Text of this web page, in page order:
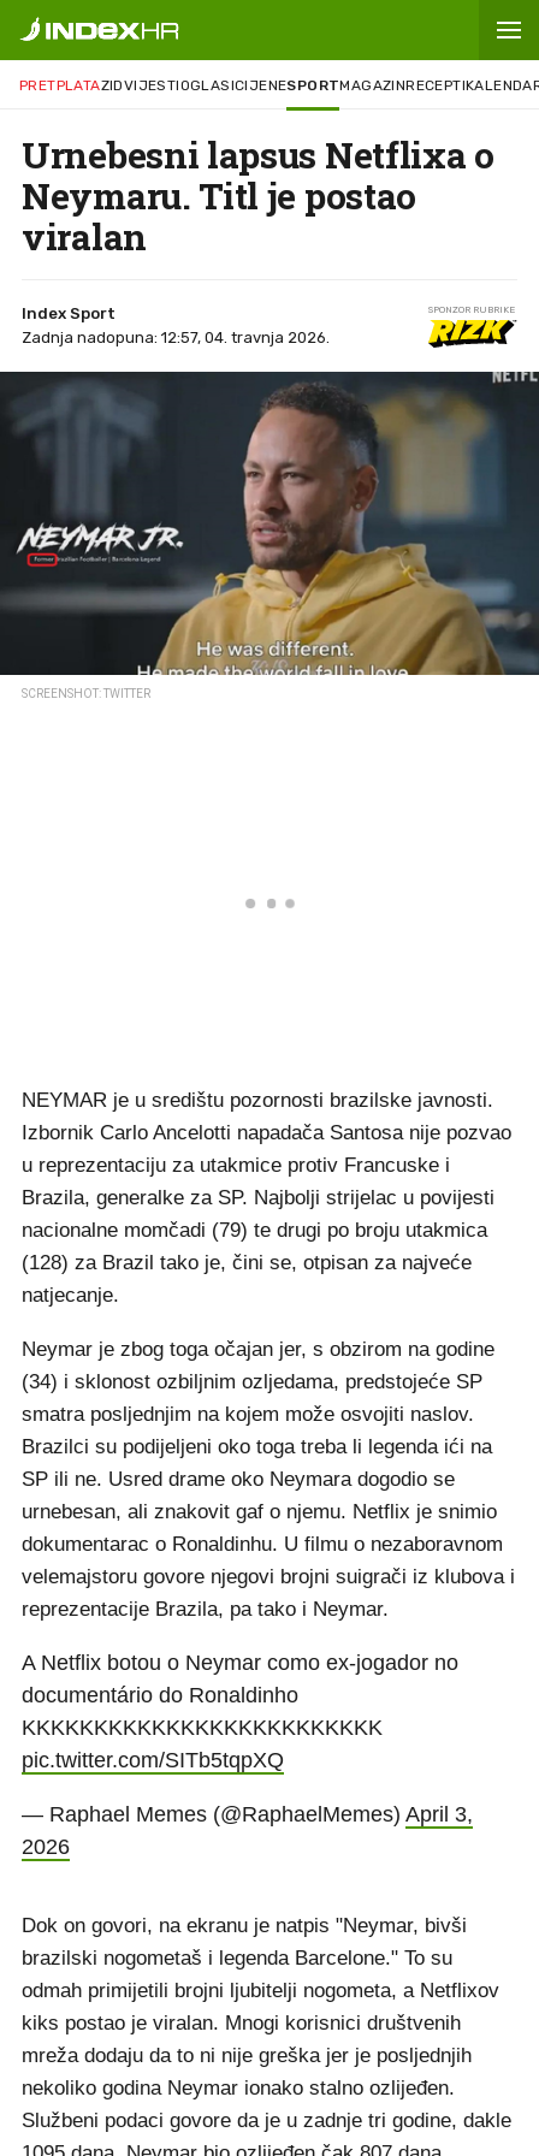
PRETPLATAZIDVIJESTIOGLASICIJENESPORTMAGAZINRECEPTI
Urnebesni lapsus Netflixa o
Neymaru. Titl je postao
viralan
Index Sport
Zadnja nadopuna: 12:57, 04. travnja 2026.
SPONZOR RUBRIKE
SCREENSHOT: TWITTER
NEYMAR je u središtu pozornosti brazilske javnosti.
Izbornik Carlo Ancelotti napadača Santosa nije pozvao
u reprezentaciju za utakmice protiv Francuske i
Brazila, generalke za SP. Najbolji strijelac u povijesti
nacionalne momčadi (79) te drugi po broju utakmica
(128) za Brazil tako je, čini se, otpisan za najveće
natjecanje.
Neymar je zbog toga očajan jer, s obzirom na godine
(34) i sklonost ozbiljnim ozljedama, predstojeće SP
smatra posljednjim na kojem može osvojiti naslov.
Brazilci su podijeljeni oko toga treba li legenda ići na
SP ili ne. Usred drame oko Neymara dogodio se
urnebesan, ali znakovit gaf o njemu. Netflix je snimio
dokumentarac o Ronaldinhu. U filmu o nezaboravnom
velemajstoru govore njegovi brojni suigrači iz klubova i
reprezentacije Brazila, pa tako i Neymar.
A Netflix botou o Neymar como ex-jogador no
documentário do Ronaldinho
KKKKKKKKKKKKKKKKKKKKKKKKK
pic.twitter.com/SITb5tqpXQ
— Raphael Memes (@RaphaelMemes) April 3,
2026
Dok on govori, na ekranu je natpis "Neymar, bivši
brazilski nogometaš i legenda Barcelone." To su
odmah primijetili brojni ljubitelji nogometa, a Netflixov
kiks postao je viralan. Mnogi korisnici društvenih
mreža dodaju da to ni nije greška jer je posljednjih
nekoliko godina Neymar ionako stalno ozlijeđen.
Službeni podaci govore da je u zadnje tri godine, dakle